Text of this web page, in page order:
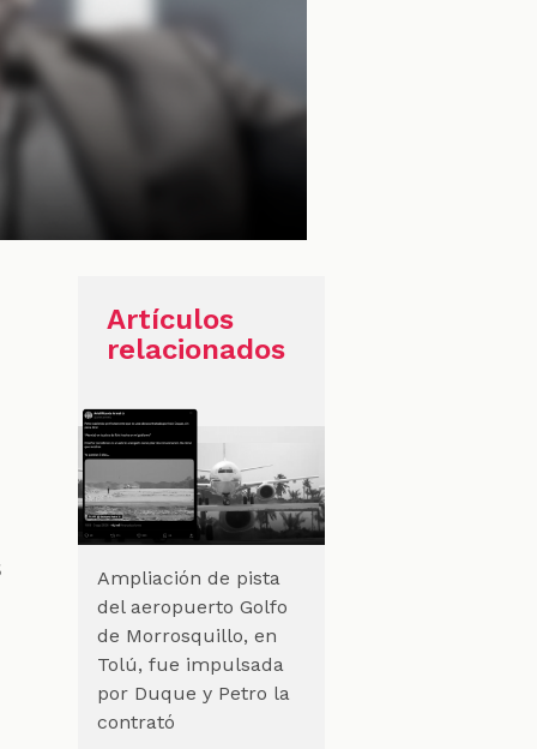
Artículos
relacionados
Ampliación de pista
del aeropuerto Golfo
de Morrosquillo, en
Tolú, fue impulsada
por Duque y Petro la
contrató